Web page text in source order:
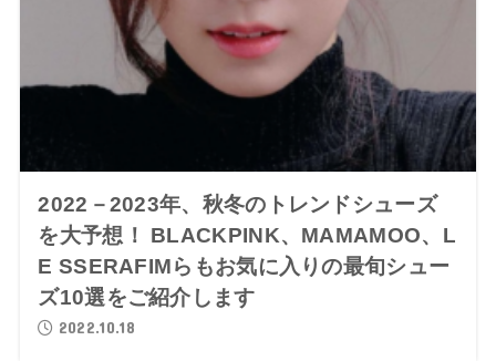
2022－2023年、秋冬のトレンドシューズ
を大予想！ BLACKPINK、MAMAMOO、L
E SSERAFIMらもお気に入りの最旬シュー
ズ10選をご紹介します
2022.10.18